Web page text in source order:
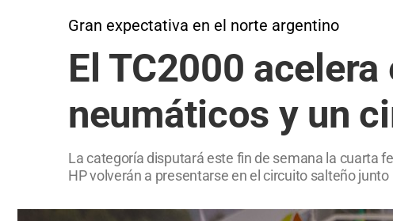
Gran expectativa en el norte argentino
El TC2000
neumáticos y un
La categoría disputará este fin de semana la cuarta
HP volverán a presentarse en el circuito salteño